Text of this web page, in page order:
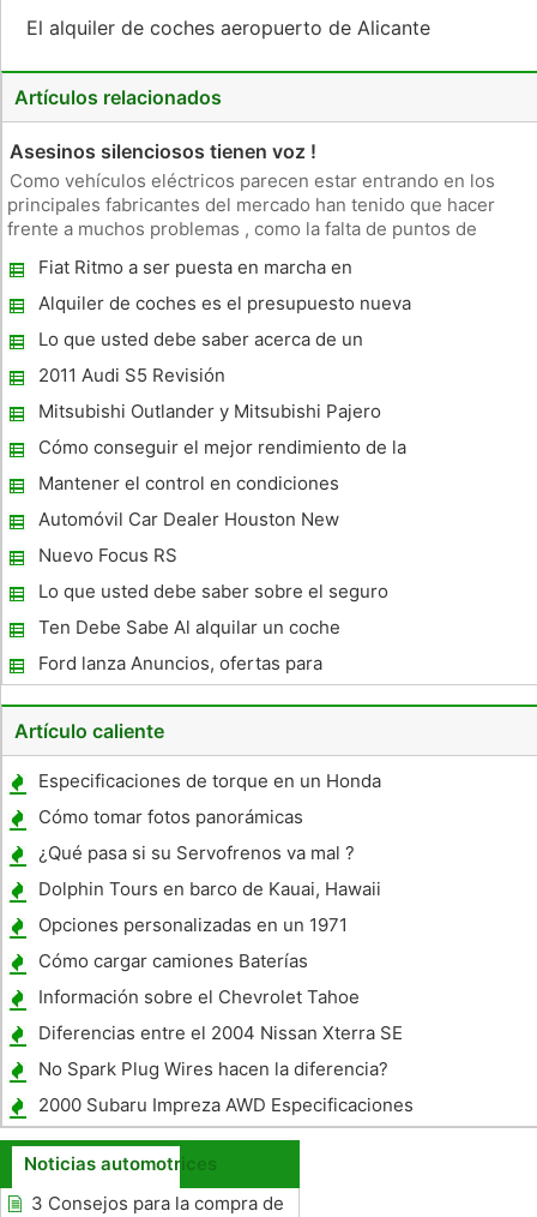
El alquiler de coches aeropuerto de Alicante
Artículos relacionados
Asesinos silenciosos tienen voz !
Como vehículos eléctricos parecen estar entrando en los
principales fabricantes del mercado han tenido que hacer
frente a muchos problemas , como la falta de puntos de
coches de gasolina. La falta de ruido, una de las apelaciones a
los defenso
Fiat Ritmo a ser puesta en marcha en
Australia
Alquiler de coches es el presupuesto nueva
forma de viajar en el Reino Unido
Lo que usted debe saber acerca de un
conocimiento de embarque
2011 Audi S5 Revisión
Mitsubishi Outlander y Mitsubishi Pajero
características
Cómo conseguir el mejor rendimiento de la
gasolina al convertirse en un Hypermiler.
Los mejores consejos para obtener el mejor
Mantener el control en condiciones
meteorológicas adversas
Automóvil Car Dealer Houston New
Nuevo Focus RS
Lo que usted debe saber sobre el seguro
de coche!
Ten Debe Sabe Al alquilar un coche
Ford lanza Anuncios, ofertas para
impresionar a los compradores de
automóviles
Artículo caliente
Especificaciones de torque en un Honda
Accord
Cómo tomar fotos panorámicas
¿Qué pasa si su Servofrenos va mal ?
Dolphin Tours en barco de Kauai, Hawaii
Opciones personalizadas en un 1971
Chevrolet
Cómo cargar camiones Baterías
Información sobre el Chevrolet Tahoe
Vehículo
Diferencias entre el 2004 Nissan Xterra SE
& XE
No Spark Plug Wires hacen la diferencia?
2000 Subaru Impreza AWD Especificaciones
Noticias automotrices
3 Consejos para la compra de